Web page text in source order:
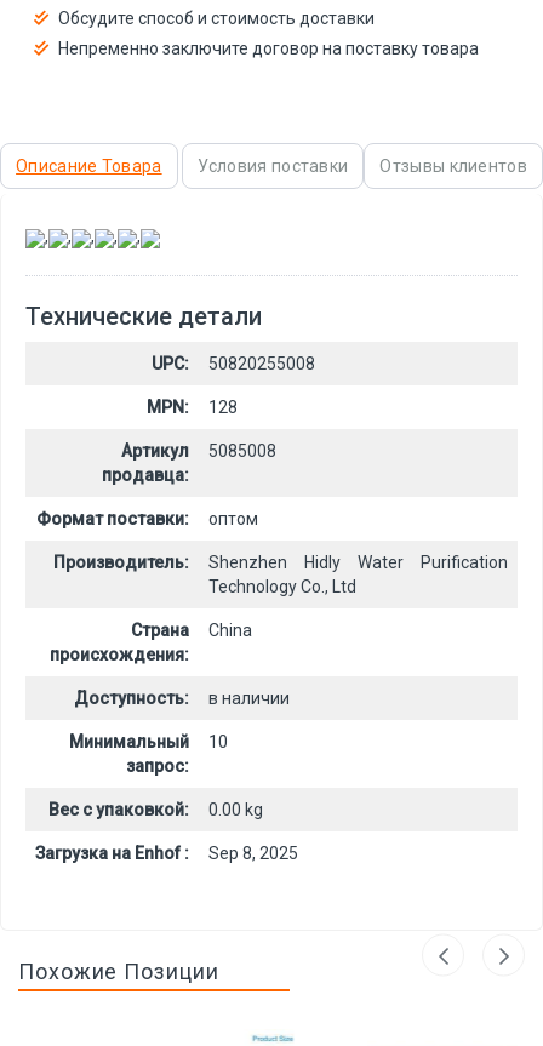
Обсудите способ и стоимость доставки
Непременно заключите договор на поставку товара
Описание Товара Условия поставки Отзывы клиентов
, , , , ,
Технические детали
UPC: 50820255008
MPN: 128
Артикул
продавца:
5085008
Формат поставки: оптом
Производитель:
Shenzhen Hidly Water Purification
Technology Co., Ltd
Страна
происхождения:
China
Доступность: в наличии
Минимальный
запрос:
10
Вес с упаковкой: 0.00 kg
Загрузка на Enhof : Sep 8, 2025
Похожие Позиции